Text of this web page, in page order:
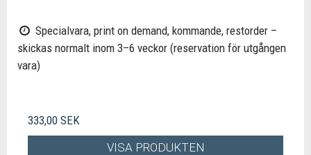
Specialvara, print on demand, kommande, restorder –
skickas normalt inom 3–6 veckor (reservation för utgången
vara)
333,00 SEK
VISA PRODUKTEN